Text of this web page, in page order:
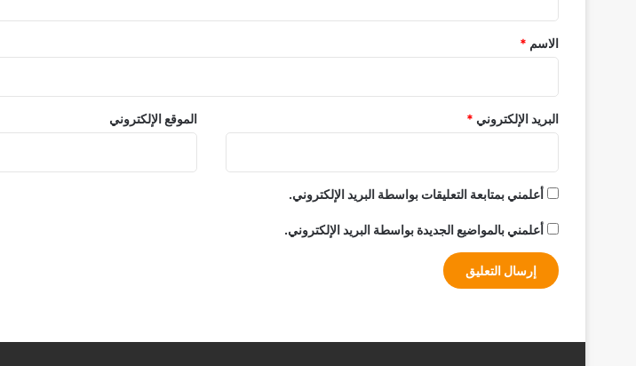
*
الاسم *
البريد الإلكتروني * الموقع الإلكتروني
أعلمني بمتابعة التعليقات بواسطة البريد الإلكتروني.
أعلمني بالمواضيع الجديدة بواسطة البريد الإلكتروني.